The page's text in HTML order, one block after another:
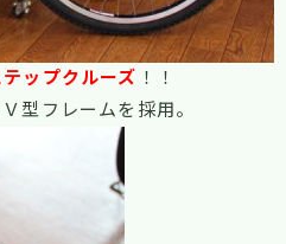
テップクルーズ ！！
型フレームを採用。